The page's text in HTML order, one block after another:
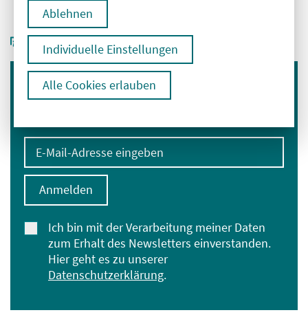
Ablehnen
Individuelle Einstellungen
Alle Cookies erlauben
Immer informiert bleiben
E-Mail-Adresse eingeben
Ich bin mit der Verarbeitung meiner Daten
zum Erhalt des Newsletters einverstanden.
Hier geht es zu unserer
Datenschutzerklärung.
Anmelden